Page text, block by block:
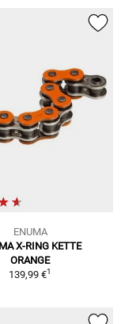
ENUMA
X-RING KETTE
ORANGE
139,99 €1